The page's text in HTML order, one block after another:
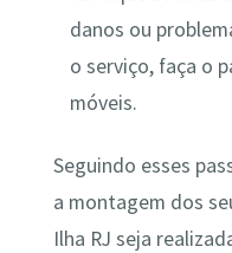
danos ou
o serviço, faça o
móveis.
Seguindo esses
a montagem dos
Ilha RJ seja